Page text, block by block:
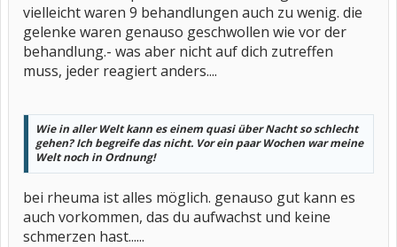
vielleicht waren 9 behandlungen auch zu wenig. die
gelenke waren genauso geschwollen wie vor der
behandlung.- was aber nicht auf dich zutreffen
muss, jeder reagiert anders....
Wie in aller Welt kann es einem quasi über Nacht so schlecht
gehen? Ich begreife das nicht. Vor ein paar Wochen war meine
Welt noch in Ordnung!
bei rheuma ist alles möglich. genauso gut kann es
auch vorkommen, das du aufwachst und keine
schmerzen hast......